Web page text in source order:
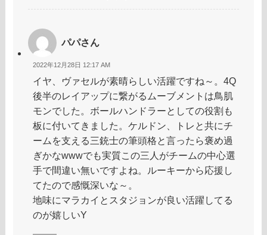
パパさん
2022年12月28日 12:17 AM
イヤ、ヴァセルが素晴らしい活躍ですね～。4Q
後半のレイアップに繋がるムーブメントは鳥肌
モンでした。ボールハンドラーとしての役割も
板に付いてきました。ケルドン、トレと共にチ
ームを支える三銃士の筆頭格と言ったら褒め過
ぎかなwwwでも実質この三人がチームの中心選
手で間違い無いですよね。ルーキーから応援し
てたので感慨深いな～。
地味にマラカイとスタジョンが良い活躍してる
のが嬉しいY